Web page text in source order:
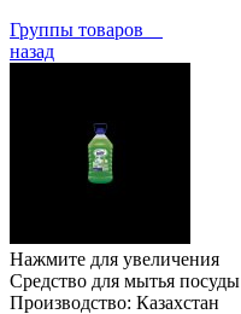
Группы товаров
назад
Нажмите для увеличения
Средство для мытья посуды
Производство: Казахстан